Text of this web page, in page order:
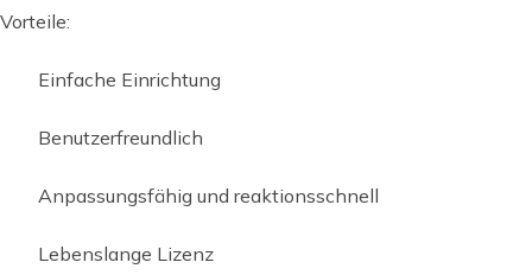
Vorteile:
Einfache Einrichtung
Benutzerfreundlich
Anpassungsfähig und reaktionsschnell
Lebenslange Lizenz